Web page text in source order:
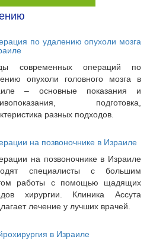
по удалению опухоли мозга
современных операций по
опухоли головного мозга в
– основные показания и
подготовка,
разных подходов.
на позвоночнике в Израиле
на позвоночнике в Израиле
специалисты с большим
работы с помощью щадящих
хирургии. Клиника Ассута
лечение у лучших врачей.
в Израиле